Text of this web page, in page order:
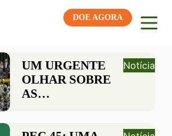
DOE AGORA
UM URGENTE
OLHAR SOBRE
AS
Notícia